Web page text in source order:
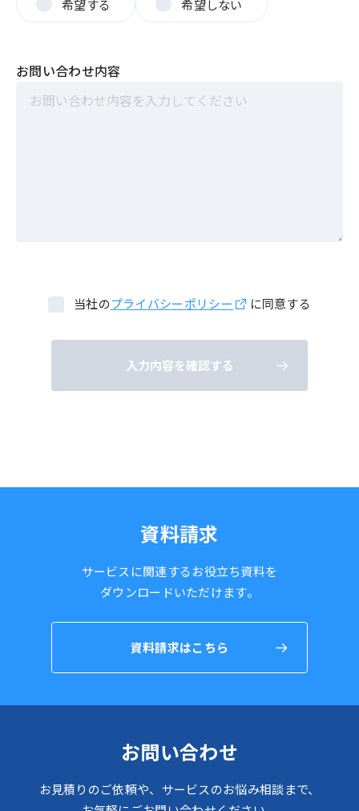
希望する 希望しない
お問い合わせ内容
当社のプライバシーポリシー に同意する
入力内容を確認する
資料請求
サービスに関連するお役立ち資料を
ダウンロードいただけます。
資料請求はこちら
お問い合わせ
お⾒積りのご依頼や、サービスのお悩み相談まで、